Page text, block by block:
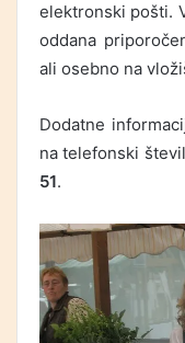
elektronski pošti.
oddana
ali osebno na
Dodatne
na telefonski
51.